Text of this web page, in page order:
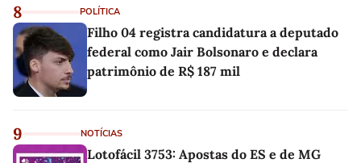
8 POLÍTICA
Filho 04 registra candidatura a deputado
federal como Jair Bolsonaro e declara
patrimônio de R$ 187 mil
9 NOTÍCIAS
Lotofácil 3753: Apostas do ES e de MG